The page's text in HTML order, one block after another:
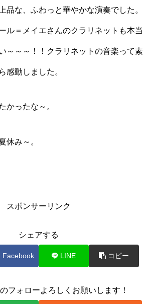
品な、ふわっと華やかな演奏でした。
ル＝メイエさんのクラリネットも本当
～～～！！クラリネットの音楽って素
感動しました。
かったな～。
休み～。
スポンサーリンク
シェアする
Facebook LINE コピー
フォローよろしくお願いします！